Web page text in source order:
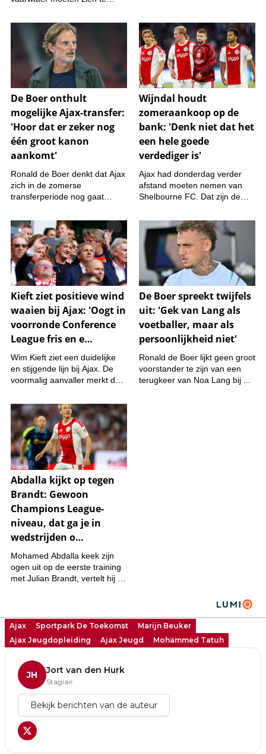
Ajax Sportpark De Toekomst
Marijn Beuker
Ajax Jeugdopleiding
Ajax Jeugd Mohammed Tatuh
JH Jort van den Hurk
Stagiair
Bekijk berichten van de auteur